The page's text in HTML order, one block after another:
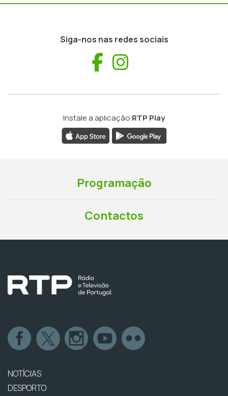
Siga-nos nas redes sociais
Facebook
Instale a aplicação RTP Play
Programação
Contactos
NOTÍCIAS
DESPORTO